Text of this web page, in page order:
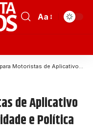
Aa
Aplicativo Pode Transformar Mobilidade e Política de Crédito no Brasil
de Aplicativo
e Política